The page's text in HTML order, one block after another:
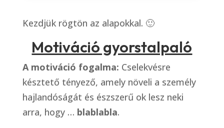
Kezdjük rögtön az alapokkal. 🙂
Motiváció gyorstalpaló
A motiváció fogalma: Cselekvésre
késztető tényező, amely növeli a személy
hajlandóságát és észszerű ok lesz neki
arra, hogy … blablabla.